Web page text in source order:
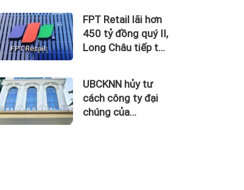
FPT Retail lãi hơn
450 tỷ đồng quý II,
Long Châu tiếp tục
UBCKNN hủy tư
cách công ty đại
chúng của